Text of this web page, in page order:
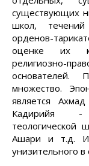
существующих
школ, течений
орденов-
оценке их
религиозно-
основателей.
множество.
является
Кадирийя -
теологической
Ашари и т.д. И
унизительного